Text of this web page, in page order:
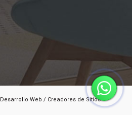
Desarrollo Web / Creadores de Sitios